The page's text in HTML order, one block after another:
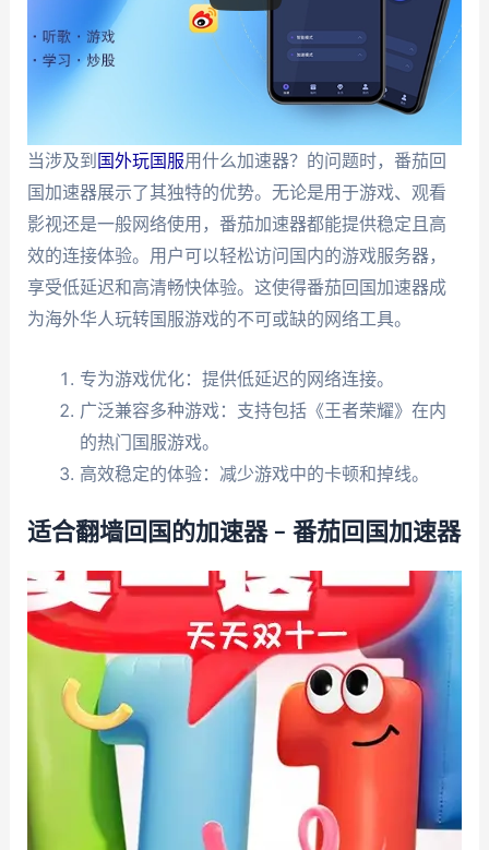
当涉及到 国外玩国服用什么加速器？的问题时，番茄回
国加速器展示了其独特的优势。无论是用于游戏、观看
影视还是一般网络使用，番茄加速器都能提供稳定且高
效的连接体验。用户可以轻松访问国内的游戏服务器，
享受低延迟和高清畅快体验。这使得番茄回国加速器成
为海外华人玩转国服游戏的不可或缺的网络工具。
专为游戏优化：提供低延迟的网络连接。
广泛兼容多种游戏：支持包括《王者荣耀》在内
的热门国服游戏。
高效稳定的体验：减少游戏中的卡顿和掉线。
适合翻墙回国的加速器 – 番茄回国加速器